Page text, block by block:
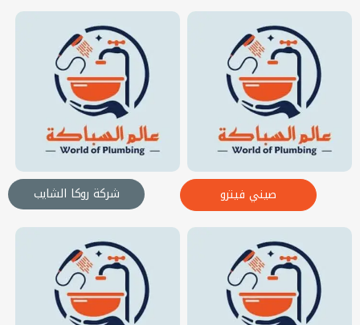
صيني فيترو شركة روكا الشايب